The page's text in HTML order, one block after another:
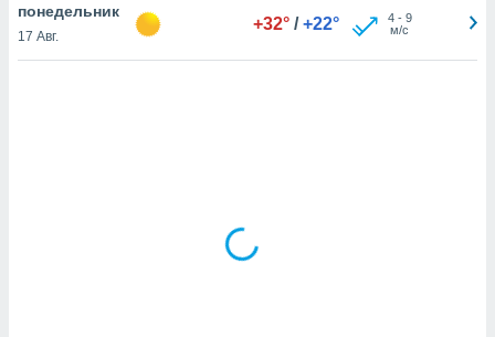
равно
нашим
понедельник
17 Авг.
+32° / +22° 4- 9
м/с